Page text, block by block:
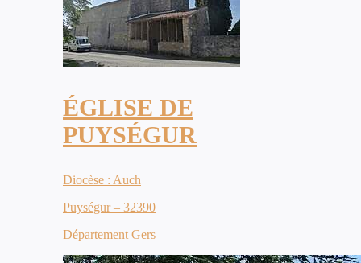
ÉGLISE DE
PUYSÉGUR
Diocèse : Auch
Puységur – 32390
Département Gers